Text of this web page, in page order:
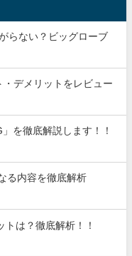
らない？ビッグローブ
・デメリットをレビュー
を徹底解説します！！
る内容を徹底解析
トは？徹底解析！！